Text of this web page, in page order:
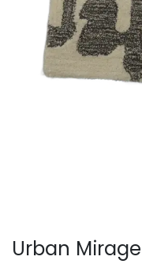
Urban Mirage